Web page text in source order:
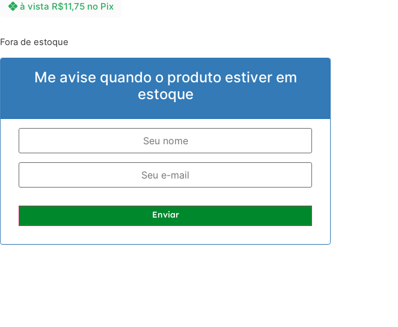
à vista R$11,75 no Pix
Fora de estoque
Me avise quando o produto estiver em
estoque
Enviar